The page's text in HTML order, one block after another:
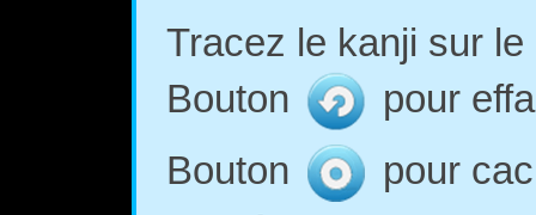
Tracez le kanji sur
Bouton
pour
Bouton
pour